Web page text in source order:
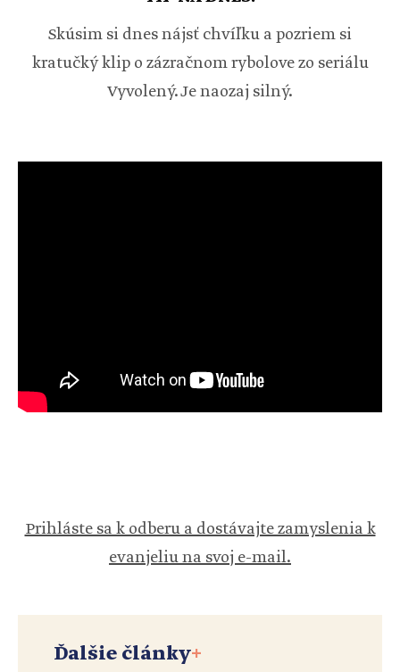
Skúsim si dnes nájsť chvíľku a pozriem si
kratučký klip o zázračnom rybolove zo seriálu
Vyvolený. Je naozaj silný.
Prihláste sa k odberu a dostávajte zamyslenia k
evanjeliu na svoj e-mail.
Ďalšie články+